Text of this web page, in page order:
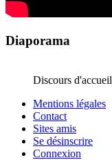
Diaporama
Discours d'accueil
Mentions légales
Contact
Sites amis
Se désinscrire
Connexion